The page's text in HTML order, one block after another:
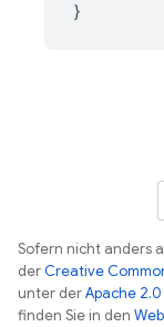
}
Sofern nicht anders
derCreative
unter derApache
finden Sie in den